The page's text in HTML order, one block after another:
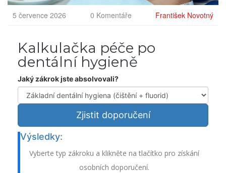
5 července 2026 0 Komentáře František Novotný
Kalkulačka péče po
dentální hygieně
Jaký zákrok jste absolvovali?
Zjistit doporučení
Výsledky:
Vyberte typ zákroku a klikněte na tlačítko pro získání
osobních doporučení.